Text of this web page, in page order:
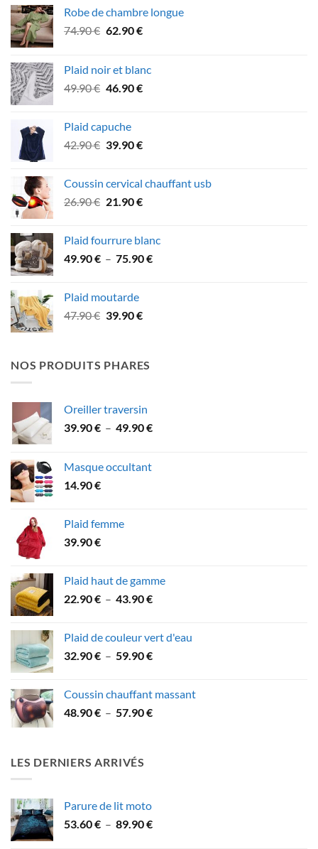
Robe de chambre longue
74.90€ Le
était :
74.90 €.
62.90€Le
est :
62.90 €.
Plaid noir et blanc
49.90€ Le
était :
49.90 €.
46.90€Le
46.90 €.
Plaid capuche
42.90€ Le
était :
42.90 €.
39.90€Le
est :
39.90 €.
Coussin cervical chauffant usb
26.90€ Le
était :
26.90 €.
21.90€Le
est :
21.90 €.
Plaid fourrure blanc
49.90€ – 75.90€Plage
Plaid moutarde
47.90€ Le
était :
47.90 €.
39.90€Le
est :
39.90 €.
NOS PRODUITS PHARES
Oreiller traversin
39.90€ – 49.90€Plage
Masque occultant
14.90€
Plaid femme
39.90€
Plaid haut de gamme
22.90€ – 43.90€Plage
22.90 €
à
Plaid de couleur vert d'eau
32.90€ – 59.90€Plage
32.90 €
à
Coussin chauffant massant
48.90€ – 57.90€Plage
LES DERNIERS ARRIVÉS
Parure de lit moto
53.60€ – 89.90€Plage